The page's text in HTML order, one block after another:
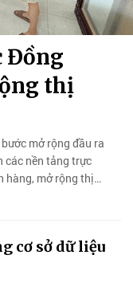
Đồng
thị
mở rộng đầu ra
các nền tảng trực
hàng, mở rộng thị
cơ sở dữ liệu